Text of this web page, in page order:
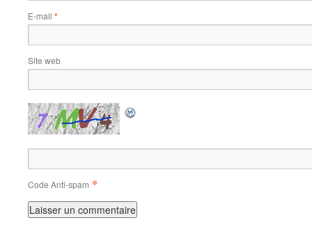
E-mail *
Site web
Code Anti-spam *